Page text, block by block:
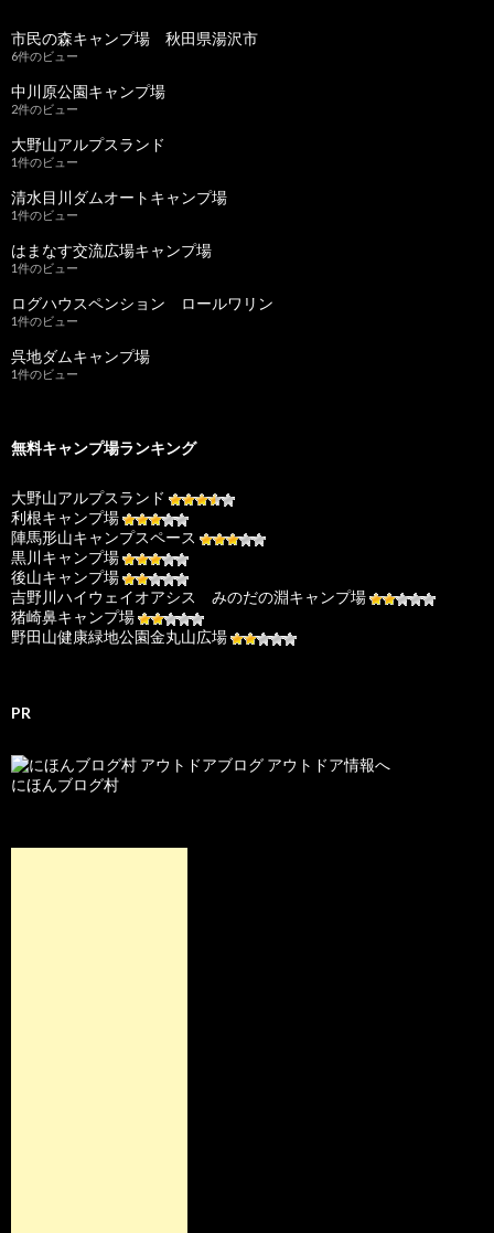
市民の森キャンプ場 秋田県湯沢市
6件のビュー
中川原公園キャンプ場
2件のビュー
大野山アルプスランド
1件のビュー
清水目川ダムオートキャンプ場
1件のビュー
はまなす交流広場キャンプ場
1件のビュー
ログハウスペンション ロールワリン
1件のビュー
呉地ダムキャンプ場
1件のビュー
無料キャンプ場ランキング
大野山アルプスランド
利根キャンプ場
陣馬形山キャンプスペース
黒川キャンプ場
後山キャンプ場
吉野川ハイウェイオアシス みのだの淵キャンプ場
猪崎鼻キャンプ場
野田山健康緑地公園金丸山広場
PR
にほんブログ村